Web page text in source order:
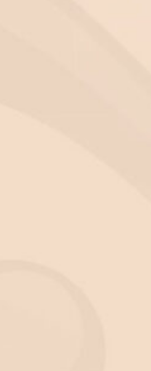
praktycznie wszystkie
miejsce w roku 1987 i
partnerzy. Należy przynieść na
jest ocena stanu narządów
jest wizyta u androloga czy
in vitro. Niekiedy
kobiety
również wyrazić pisemną
jest zwiększenie liczby